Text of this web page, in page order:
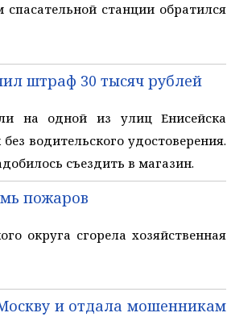
станции обратился
штраф 30 тысяч рублей
на одной из улиц Енисейска
водительского удостоверения.
съездить в магазин.
пожаров
округа сгорела хозяйственная
и отдала мошенникам